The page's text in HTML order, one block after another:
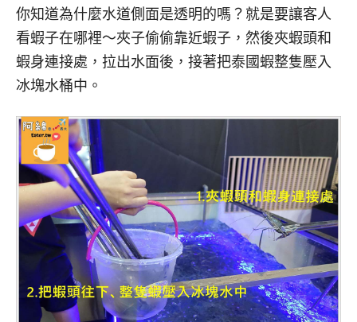
你知道為什麼水道側面是透明的嗎？就是要讓客人
看蝦子在哪裡～夾子偷偷靠近蝦子，然後夾蝦頭和
蝦身連接處，拉出水面後，接著把泰國蝦整隻壓入
冰塊水桶中。